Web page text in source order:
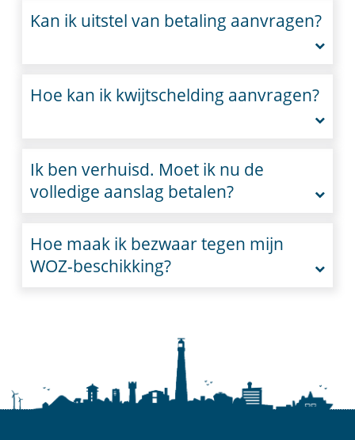
Kan ik uitstel van betaling aanvragen?
Hoe kan ik kwijtschelding aanvragen?
Ik ben verhuisd. Moet ik nu de
volledige aanslag betalen?
Hoe maak ik bezwaar tegen mijn
WOZ-beschikking?